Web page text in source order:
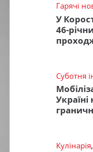
Гарячі
У
46-
Суботня
Кулінарія,